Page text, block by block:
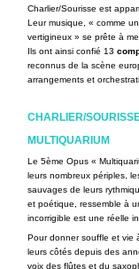
Charlier/Sourisse est
Leur musique, « comme
vertigineux » se prête à
Ils ont ainsi confié 13
reconnus de la scène
arrangements et
CHARLIER/
MULTIQUARIUM
Le 5ème Opus «
leurs nombreux périples,
sauvages de leurs
et poétique, ressemble à
incorrigible est une réelle
Pour donner souffle et vie
leurs côtés depuis des
voix des flûtes et du